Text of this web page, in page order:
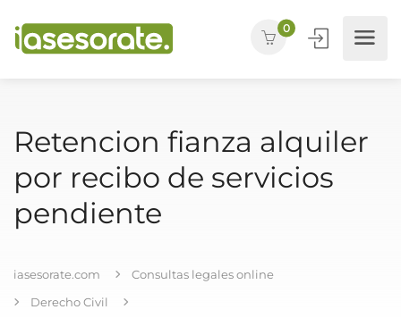
0
Retencion fianza alquiler
por recibo de servicios
pendiente
iasesorate.com
Consultas legales online
Derecho Civil